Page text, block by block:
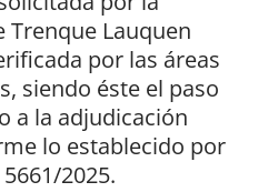
Trenque Lauquen
por las áreas
siendo éste el paso
a la adjudicación
lo establecido por
2025.